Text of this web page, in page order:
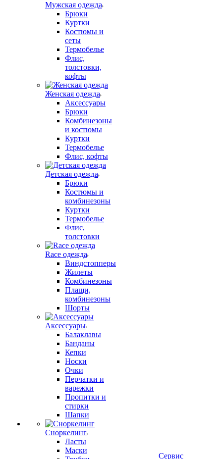
Мужская одежда
Брюки
Куртки
Костюмы и
сеты
Термобелье
Флис,
толстовки,
кофты
Женская одежда
Аксессуары
Брюки
Комбинезоны
и костюмы
Куртки
Термобелье
Флис, кофты
Детская одежда
Брюки
Костюмы и
комбинезоны
Куртки
Термобелье
Флис,
толстовки
Race одежда
Виндстопперы
Жилеты
Комбинезоны
Плащи,
комбинезоны
Шорты
Аксессуары
Балаклавы
Банданы
Кепки
Носки
Очки
Перчатки и
варежки
Пропитки и
стирки
Шапки
Сноркелинг
Ласты
Маски
Сервис